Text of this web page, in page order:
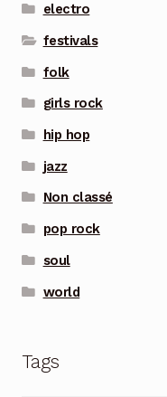
electro
festivals
folk
girls rock
hip hop
jazz
Non classé
pop rock
soul
world
Tags